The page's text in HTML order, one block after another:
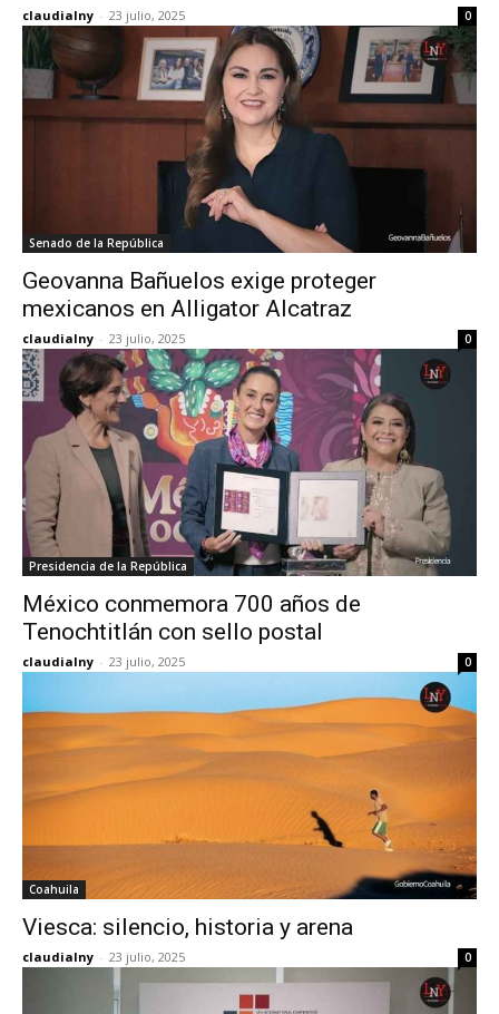
claudialny - 23 julio, 2025 0
Senado de la República
Geovanna Bañuelos exige proteger
mexicanos en Alligator Alcatraz
claudialny - 23 julio, 2025 0
Presidencia de la República
México conmemora 700 años de
Tenochtitlán con sello postal
claudialny - 23 julio, 2025 0
Coahuila
Viesca: silencio, historia y arena
claudialny - 23 julio, 2025 0